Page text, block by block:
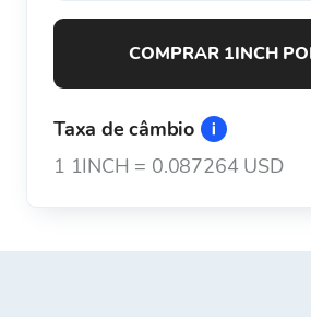
COMPRAR 1INCH
Taxa de câmbio
1 1INCH = 0.087264 USD